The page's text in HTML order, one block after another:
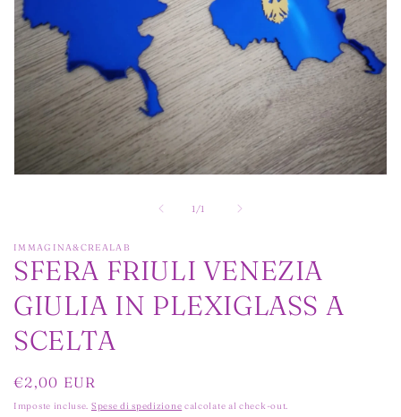
finestra
modale
1 /
su1
IMMAGINA&CREALAB
SFERA FRIULI VENEZIA
GIULIA IN PLEXIGLASS A
SCELTA
Prezzo
di
€2,00 EUR
Imposte incluse. Spese di spedizione calcolate al check-out.